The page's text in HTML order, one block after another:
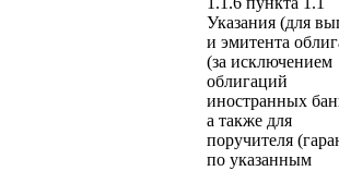
Указания (для
и эмитента
(за исключением
облигаций
иностранных
а также для
поручителя
по указанным